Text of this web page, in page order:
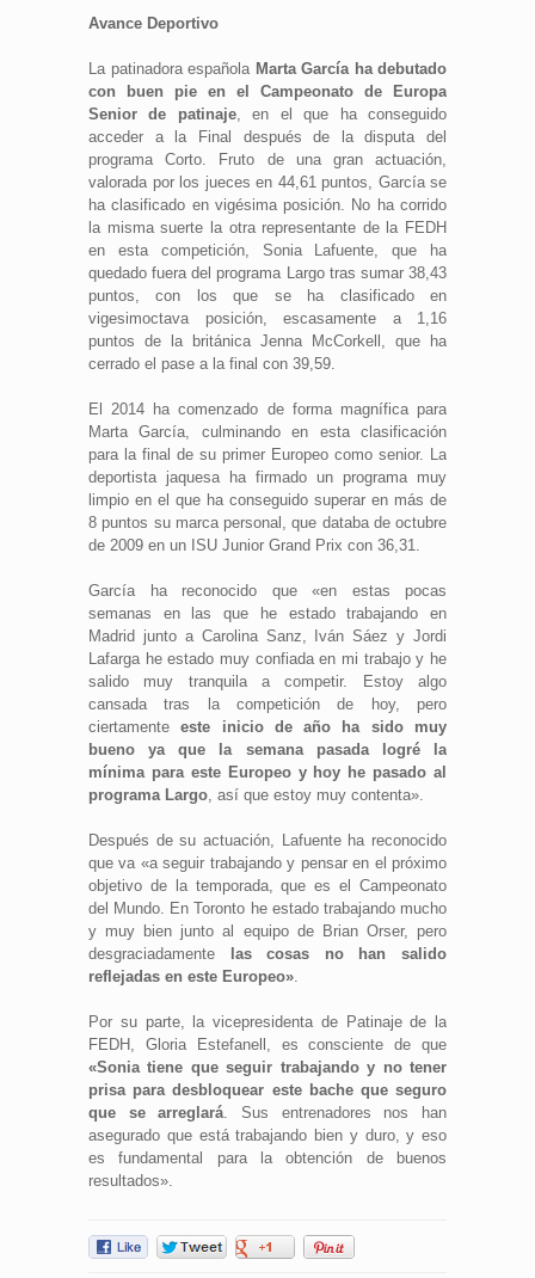
Avance Deportivo
La patinadora española Marta García ha debutado
con buen pie en el Campeonato de Europa
Senior de patinaje, en el que ha conseguido
acceder a la Final después de la disputa del
programa Corto. Fruto de una gran actuación,
valorada por los jueces en 44,61 puntos, García se
ha clasificado en vigésima posición. No ha corrido
la misma suerte la otra representante de la FEDH
en esta competición, Sonia Lafuente, que ha
quedado fuera del programa Largo tras sumar 38,43
puntos, con los que se ha clasificado en
vigesimoctava posición, escasamente a 1,16
puntos de la británica Jenna McCorkell, que ha
cerrado el pase a la final con 39,59.
El 2014 ha comenzado de forma magnífica para
Marta García, culminando en esta clasificación
para la final de su primer Europeo como senior. La
deportista jaquesa ha firmado un programa muy
limpio en el que ha conseguido superar en más de
8 puntos su marca personal, que databa de octubre
de 2009 en un ISU Junior Grand Prix con 36,31.
García ha reconocido que «en estas pocas
semanas en las que he estado trabajando en
Madrid junto a Carolina Sanz, Iván Sáez y Jordi
Lafarga he estado muy confiada en mi trabajo y he
salido muy tranquila a competir. Estoy algo
cansada tras la competición de hoy, pero
ciertamenteeste inicio de año ha sido muy
bueno ya que la semana pasada logré la
mínima para este Europeo y hoy he pasado al
programa Largo, así que estoy muy contenta».
Después de su actuación, Lafuente ha reconocido
que va «a seguir trabajando y pensar en el próximo
objetivo de la temporada, que es el Campeonato
del Mundo. En Toronto he estado trabajando mucho
y muy bien junto al equipo de Brian Orser, pero
desgraciadamente
las cosas no han salido
reflejadas en este Europeo».
Por su parte, la vicepresidenta de Patinaje de la
FEDH, Gloria Estefanell, es consciente de que
«Sonia tiene que seguir trabajando y no tener
prisa para desbloquear este bache que seguro
que se arreglará. Sus entrenadores nos han
asegurado que está trabajando bien y duro, y eso
es fundamental para la obtención de buenos
resultados».